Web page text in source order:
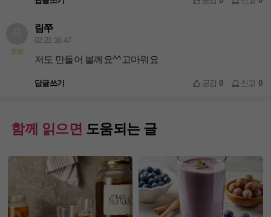
초보
림쭈
02.21 16:47
저도 만들어 볼께요^^고마워요
답글쓰기 공감0 신고 0
함께 읽으면 도움되는 글